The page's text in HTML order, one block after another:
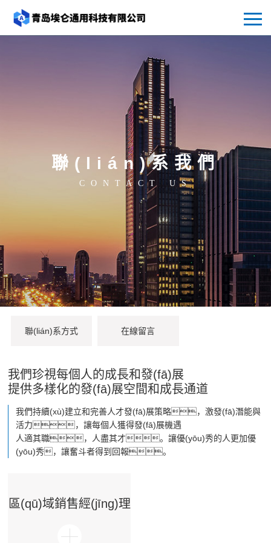
聯(lián)系我們
CONTACT US
聯(lián)系方式 在線留言
我們珍視每個人的成長和發(fā)展
提供多樣化的發(fā)展空間和成長通道
我們持續(xù)建立和完善人才發(fā)展策略，激發(fā)潛能與
活力，讓每個人獲得發(fā)展機遇
人適其職，人盡其才。讓優(yōu)秀的人更加優
(yōu)秀，讓奮斗者得到回報。
區(qū)域銷售經(jīng)理